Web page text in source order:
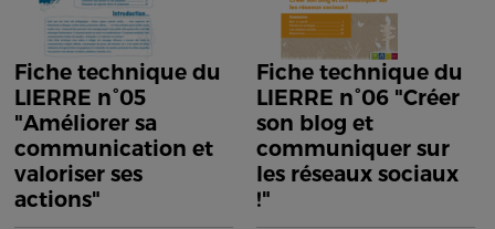
Fiche technique du
LIERRE n°05
"Améliorer sa
communication et
valoriser ses
actions"
Fiche technique du
LIERRE n°06 "Créer
son blog et
communiquer sur
les réseaux sociaux
!"